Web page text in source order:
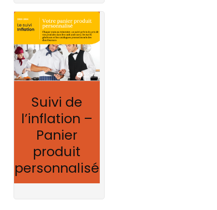
Suivi de
l’inflation –
Panier
produit
personnalisé